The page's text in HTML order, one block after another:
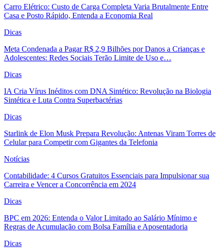
Carro Elétrico: Custo de Carga Completa Varia Brutalmente Entre
Casa e Posto Rápido, Entenda a Economia Real
Dicas
Meta Condenada a Pagar R$ 2,9 Bilhões por Danos a Crianças e
Adolescentes: Redes Sociais Terão Limite de Uso e…
Dicas
IA Cria Vírus Inéditos com DNA Sintético: Revolução na Biologia
Sintética e Luta Contra Superbactérias
Dicas
Starlink de Elon Musk Prepara Revolução: Antenas Viram Torres de
Celular para Competir com Gigantes da Telefonia
Notícias
Contabilidade: 4 Cursos Gratuitos Essenciais para Impulsionar sua
Carreira e Vencer a Concorrência em 2024
Dicas
BPC em 2026: Entenda o Valor Limitado ao Salário Mínimo e
Regras de Acumulação com Bolsa Família e Aposentadoria
Dicas